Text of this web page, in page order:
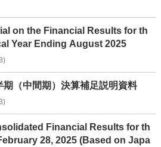
on the Financial Results for th
Year Ending August 2025
)
（中間期）決算補足説明資料
)
Financial Results for th
2025 (Based on Japa